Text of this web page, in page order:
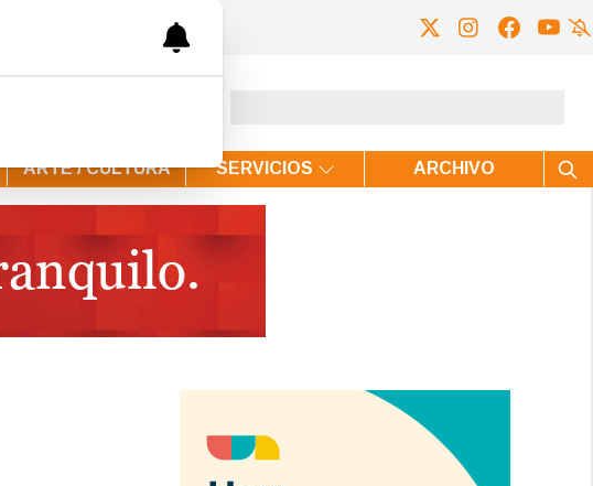
ARTE / CULTURA SERVICIOS ARCHIVO